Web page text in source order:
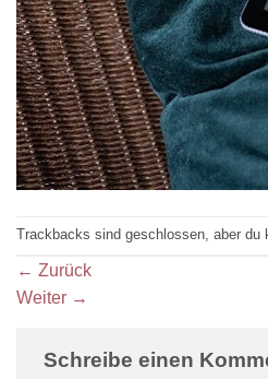
Trackbacks sind geschlossen, aber du
← Zurück
Weiter →
Schreibe einen